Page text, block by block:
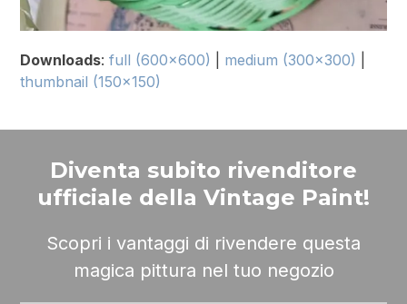
Downloads:full (600x600) medium (300x300)
thumbnail (150x150)
Diventa subito rivenditore
ufficiale della Vintage Paint!
Scopri i vantaggi di rivendere questa
magica pittura nel tuo negozio